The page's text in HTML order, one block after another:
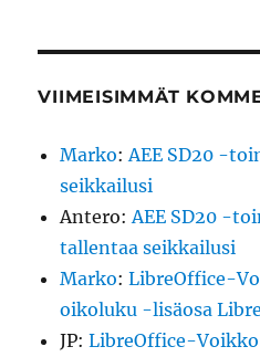
VIIMEISIMMÄT
Marko:AEE SD20 -
seikkailusi
Antero:AEE SD20 -
tallentaa seikkailusi
Marko:LibreOffice-
oikoluku -lisäosa
JP:LibreOffice-